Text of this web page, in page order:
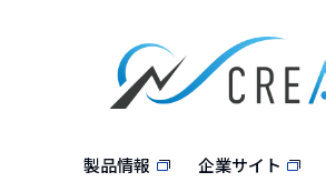
製品情報 企業サイト